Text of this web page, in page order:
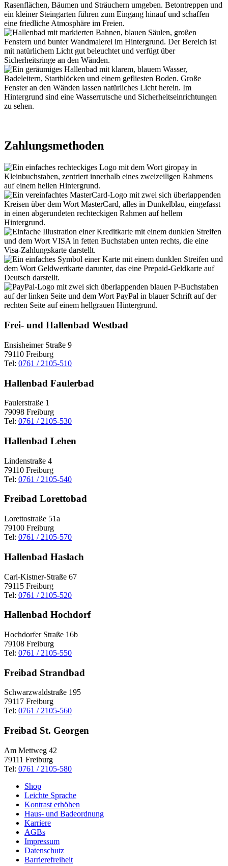
Zahlungsmethoden
Frei- und Hallenbad Westbad
Ensisheimer Straße 9
79110 Freiburg
Tel: 0761 / 2105-510
Hallenbad Faulerbad
Faulerstraße 1
79098 Freiburg
Tel: 0761 / 2105-530
Hallenbad Lehen
Lindenstraße 4
79110 Freiburg
Tel: 0761 / 2105-540
Freibad Lorettobad
Lorettostraße 51a
79100 Freiburg
Tel: 0761 / 2105-570
Hallenbad Haslach
Carl-Kistner-Straße 67
79115 Freiburg
Tel: 0761 / 2105-520
Hallenbad Hochdorf
Hochdorfer Straße 16b
79108 Freiburg
Tel: 0761 / 2105-550
Freibad Strandbad
Schwarzwaldstraße 195
79117 Freiburg
Tel: 0761 / 2105-560
Freibad St. Georgen
Am Mettweg 42
79111 Freiburg
Tel: 0761 / 2105-580
Shop
Leichte Sprache
Kontrast erhöhen
Haus- und Badeordnung
Karriere
AGBs
Impressum
Datenschutz
Barrierefreiheit